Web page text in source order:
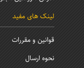
لینک های مفید
قوانین و مقررات
نحوه ارسال